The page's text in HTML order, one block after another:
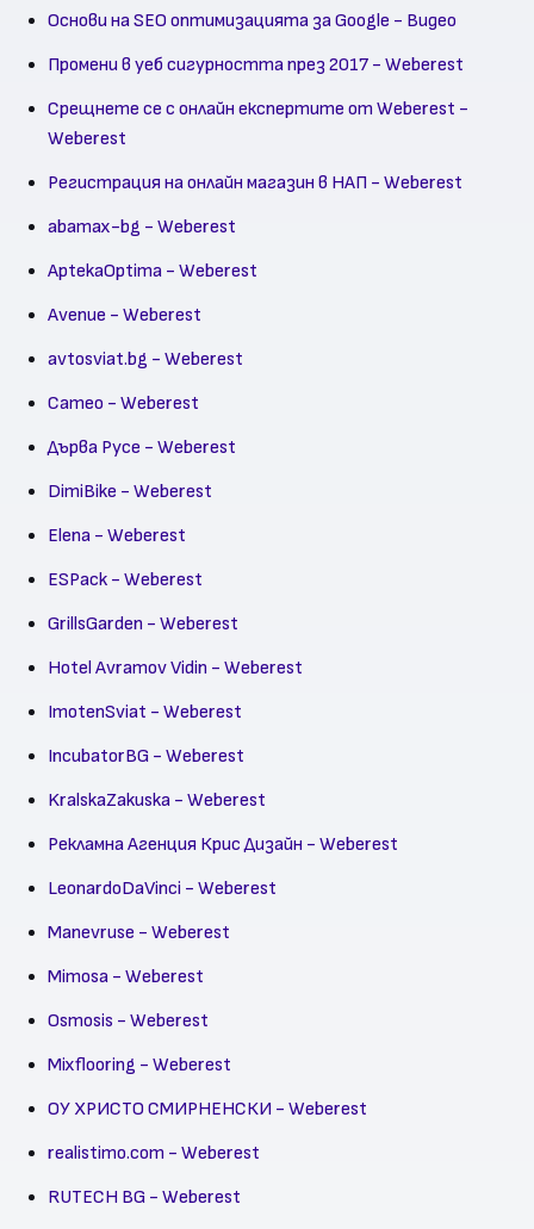
Основи на SEO оптимизацията за Google - Видео
Промени в уеб сигурността през 2017 - Weberest
Срещнете се с онлайн експертите от Weberest -
Weberest
Регистрация на онлайн магазин в НАП - Weberest
abamax-bg - Weberest
AptekaOptima - Weberest
Avenue - Weberest
avtosviat.bg - Weberest
Cameo - Weberest
Дърва Русе - Weberest
DimiBike - Weberest
Elena - Weberest
ESPack - Weberest
GrillsGarden - Weberest
Hotel Avramov Vidin - Weberest
ImotenSviat - Weberest
IncubatorBG - Weberest
KralskaZakuska - Weberest
Рекламна Агенция Крис Дизайн - Weberest
LeonardoDaVinci - Weberest
Manevruse - Weberest
Mimosa - Weberest
Osmosis - Weberest
Mixflooring - Weberest
ОУ ХРИСТО СМИРНЕНСКИ - Weberest
realistimo.com - Weberest
RUTECH BG - Weberest